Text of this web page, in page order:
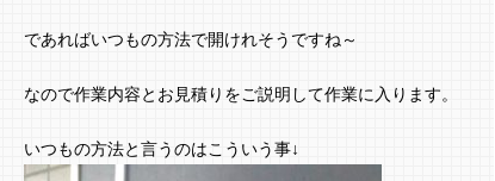
であればいつもの方法で開けれそうですね～
なので作業内容とお見積りをご説明して作業に入ります。
いつもの方法と言うのはこういう事↓